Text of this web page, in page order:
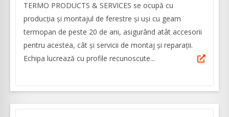
TERMO PRODUCTS & SERVICES se ocupă cu
producţia şi montajul de ferestre și uși cu geam
termopan de peste 20 de ani, asigurând atât accesorii
pentru acestea, cât și servicii de montaj și reparații.
Echipa lucrează cu profile recunoscute...